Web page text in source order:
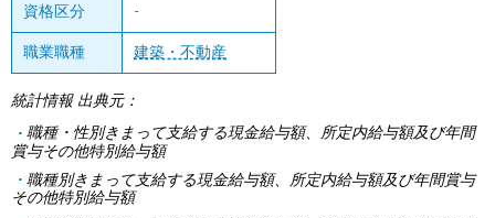
資格区分 -
職業職種 建築・不動産
統計情報 出典元：
職種・性別きまって支給する現金給与額、所定内給与額及び年間
賞与その他特別給与額
職種別きまって支給する現金給与額、所定内給与額及び年間賞与
その他特別給与額